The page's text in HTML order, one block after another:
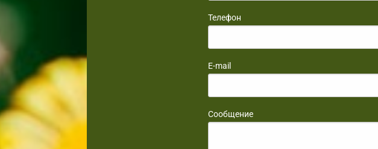
Телефон
E-mail
Сообщение